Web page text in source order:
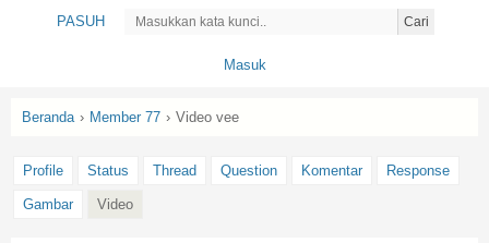
PASUH Cari
Masuk
Beranda › Member 77 › Video vee
Profile Status Thread Question Komentar Response
Gambar Video